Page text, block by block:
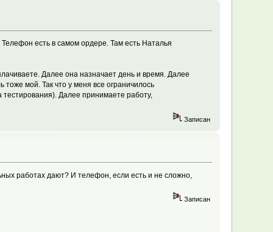
есть в самом ордере. Там есть Наталья
Далее она назначает день и время. Далее
мой. Так что у меня все ограничилось
Далее принимаете работу,
Записан
работах дают? И телефон, если есть и не сложно,
Записан